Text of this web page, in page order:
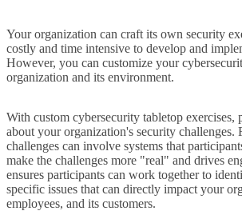
Your organization can craft its own security
costly and time intensive to develop and
However, you can customize your
organization and its environment.
With custom cybersecurity tabletop exercises,
about your organization's security challenges.
challenges can involve systems that
make the challenges more "real" and drives
ensures participants can work together to
specific issues that can directly impact your
employees, and its customers.